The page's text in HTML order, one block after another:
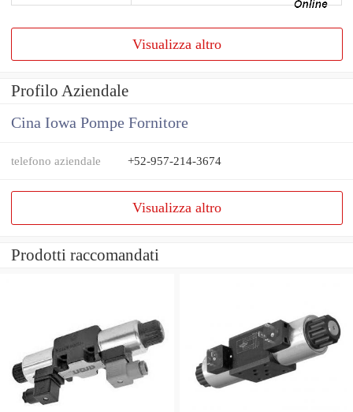
Visualizza altro
Profilo Aziendale
Cina Iowa Pompe Fornitore
telefono aziendale +52-957-214-3674
Visualizza altro
Prodotti raccomandati